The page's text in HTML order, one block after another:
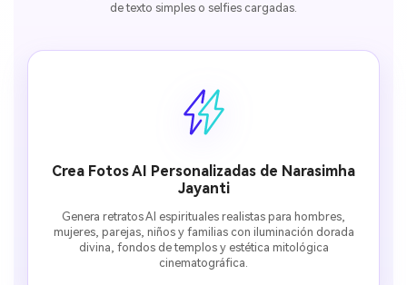
de texto simples o selfies cargadas.
Crea Fotos AI Personalizadas de Narasimha
Jayanti
Genera retratos AI espirituales realistas para hombres,
mujeres, parejas, niños y familias con iluminación dorada
divina, fondos de templos y estética mitológica
cinematográfica.